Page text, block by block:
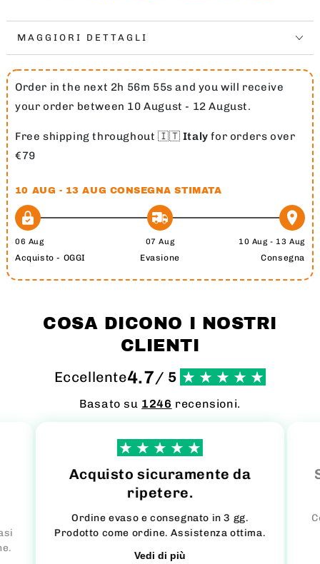
MAGGIORI DETTAGLI
Order in the next 2h 56m 54s and you will receive
your order between 10 August - 12 August.
Free shipping throughout 🇮🇹 Italy for orders over
€79
10 AUG - 13 AUG CONSEGNA STIMATA
06 Aug
Acquisto - OGGI
07 Aug
Evasione
10 Aug - 13 Aug
Consegna
COSA DICONO I NOSTRI
CLIENTI
Eccellente4.7/ 5
Basato su 1246 recensioni.
Acquisto sicuramente da
ripetere.
Ordine evaso e consegnato in 3 gg.
Prodotto come ordine. Assistenza ottima.
Vedi di più